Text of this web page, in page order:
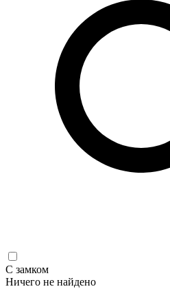
С замком
Ничего не найдено